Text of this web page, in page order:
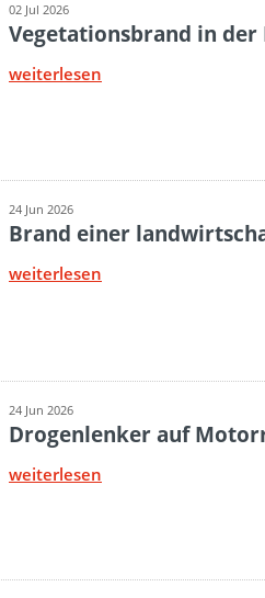
02 Jul 2026
Vegetationsbrand in
weiterlesen
24 Jun 2026
Brand einer
weiterlesen
24 Jun 2026
Drogenlenker auf
weiterlesen